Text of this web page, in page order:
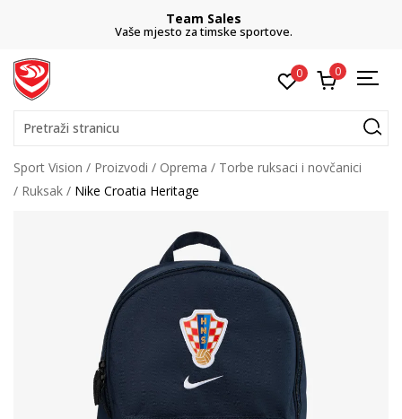
Team Sales
Vaše mjesto za timske sportove.
0 0
Pretraži stranicu
Sport Vision Proizvodi Oprema
Torbe ruksaci i novčanici
Ruksak
Nike Croatia Heritage